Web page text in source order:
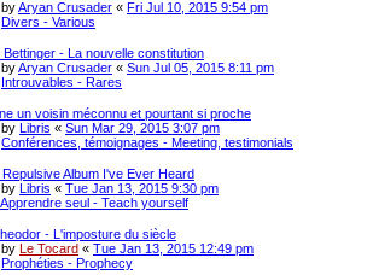
byAryan Crusader « Fri Jul 10, 2015 9:54 pm
Divers - Various
Bettinger - La nouvelle constitution
byAryan Crusader « Sun Jul 05, 2015 8:11 pm
Introuvables - Rares
un voisin méconnu et pourtant si proche
by
Libris « Sun Mar 29, 2015 3:07 pm
Conférences, témoignages - Meeting, testimonials
Album I've Ever Heard
by
Libris « Tue Jan 13, 2015 9:30 pm
Apprendre seul - Teach yourself
- L'imposture du siècle
by
Le Tocard « Tue Jan 13, 2015 12:49 pm
Prophéties - Prophecy